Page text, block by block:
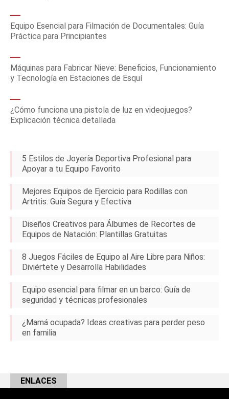
Equipo Esencial para Filmación de Documentales: Guía
Práctica para Principiantes
Máquinas para Fabricar Nieve: Beneficios, Funcionamiento
y Tecnología en Estaciones de Esquí
¿Cómo funciona una pistola de luz en videojuegos?
Explicación técnica detallada
5 Estilos de Joyería Deportiva Profesional para
Apoyar a tu Equipo Favorito
Mejores Equipos de Ejercicio para Rodillas con
Artritis: Guía Segura y Efectiva
Diseños Creativos para Álbumes de Recortes de
Equipos de Natación: Plantillas Gratuitas
8 Juegos Fáciles de Equipo al Aire Libre para Niños:
Diviértete y Desarrolla Habilidades
Equipo esencial para filmar en un barco: Guía de
seguridad y técnicas profesionales
¿Mamá ocupada? Ideas creativas para perder peso
en familia
ENLACES